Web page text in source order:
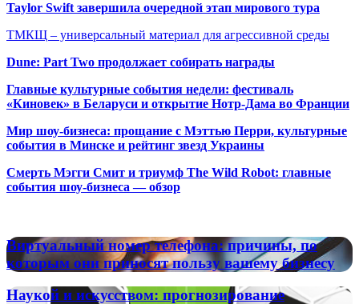
Taylor Swift завершила очередной этап мирового тура
ТМКЩ – универсальный материал для агрессивной среды
Dune: Part Two продолжает собирать награды
Главные культурные события недели: фестиваль
«Киновек» в Беларуси и открытие Нотр-Дама во Франции
Мир шоу-бизнеса: прощание с Мэттью Перри, культурные
события в Минске и рейтинг звезд Украины
Смерть Мэгги Смит и триумф The Wild Robot: главные
события шоу-бизнеса — обзор
Виртуальный
номер
телефона:
причины,
по
Виртуальный номер телефона: причины, по
которым они приносят пользу вашему бизнесу
Наукой
Наукой и искусством: прогнозирование